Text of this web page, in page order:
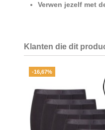
Verwen jezelf met
Klanten die dit
-16,67%